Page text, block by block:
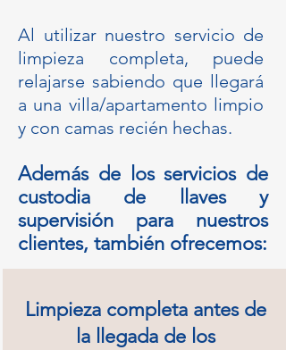
Al utilizar nuestro servicio de
limpieza completa, puede
relajarse sabiendo que llegará
a una villa/apartamento limpio
y con camas recién hechas.
Además de los servicios de
custodia de llaves y
supervisión para nuestros
clientes, también ofrecemos:
Limpieza completa antes de
la llegada de los